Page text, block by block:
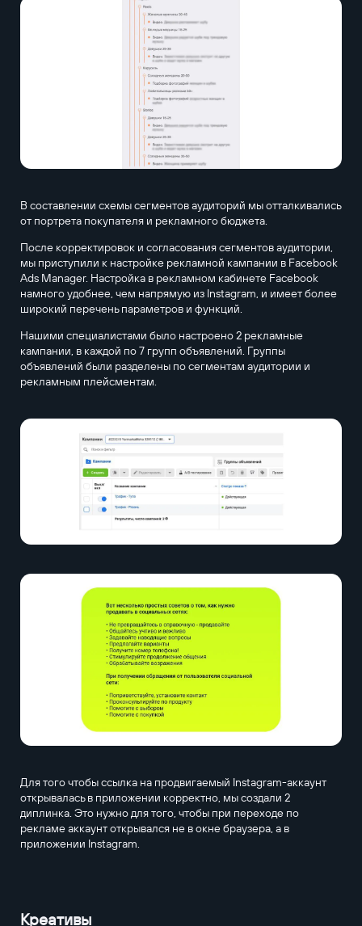
В составлении схемы сегментов аудиторий мы отталкивались
от портрета покупателя и рекламного бюджета.
После корректировок и согласования сегментов аудитории,
мы приступили к настройке рекламной кампании в Facebook
Ads Manager. Настройка в рекламном кабинете Facebook
намного удобнее, чем напрямую из Instagram, и имеет более
широкий перечень параметров и функций.
Нашими специалистами было настроено 2 рекламные
кампании, в каждой по 7 групп объявлений. Группы
объявлений были разделены по сегментам аудитории и
рекламным плейсментам.
Для того чтобы ссылка на продвигаемый Instagram-аккаунт
открывалась в приложении корректно, мы создали 2
диплинка. Это нужно для того, чтобы при переходе по
рекламе аккаунт открывался не в окне браузера, а в
приложении Instagram.
Креативы